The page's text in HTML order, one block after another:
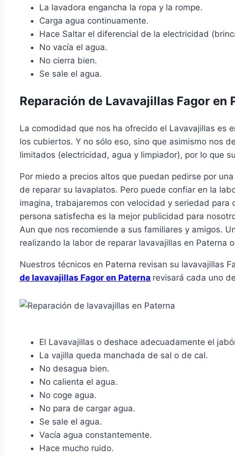
La lavadora engancha la ropa y la rompe.
Carga agua continuamente.
Hace Saltar el diferencial de la electricidad
No vacía el agua.
No cierra bien.
Se sale el agua.
Reparación de Lavavajillas Fagor en
La comodidad que nos ha ofrecido el Lavavajillas es
los cubiertos. Y no sólo eso, sino que asimismo nos
limitados (electricidad, agua y limpiador), por lo que
Por miedo a precios altos que puedan pedirse por una
de reparar su lavaplatos. Pero puede confiar en la
imagina, trabajaremos con velocidad y seriedad
persona satisfecha es la mejor publicidad para
Aun que nos recomiende a sus familiares y amigos.
realizando la labor de reparar lavavajillas en Paterna
Nuestros técnicos en Paterna revisan su lavavajillas
de lavavajillas Fagor en Paterna revisará cada uno
El Lavavajillas o deshace adecuadamente el
La vajilla queda manchada de sal o de cal.
No desagua bien.
No calienta el agua.
No coge agua.
No para de cargar agua.
Se sale el agua.
Vacía agua constantemente.
Hace mucho ruido.